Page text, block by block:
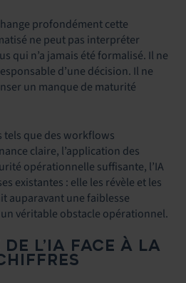
profondément cette
ne peut pas interpréter
qui n’a jamais été formalisé. Il ne
d’une décision. Il ne
un manque de maturité
tels que des workflows
claire, l’application des
opérationnelle suffisante, l’IA
existantes : elle les révèle et les
auparavant une faiblesse
véritable obstacle opérationnel.
DE L’IA FACE À LA